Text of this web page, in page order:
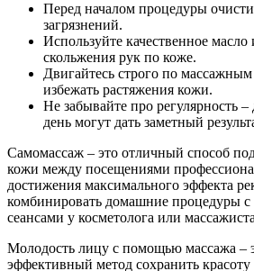
Перед началом процедуры
загрязнений.
Используйте качественное
скольжения рук по коже.
Двигайтесь строго по
избежать растяжения кожи.
Не забывайте про регулярность
день могут дать заметный
Самомассаж – это отличный способ
кожи между посещениями
достижения максимального эффекта
комбинировать домашние процедуры
сеансами у косметолога или
Молодость лицу с помощью массажа –
эффективный метод сохранить